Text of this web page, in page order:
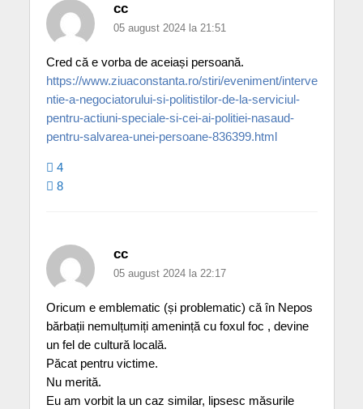
cc
05 august 2024 la 21:51
Cred că e vorba de aceiași persoană.
https://www.ziuaconstanta.ro/stiri/eveniment/interve
ntie-a-negociatorului-si-politistilor-de-la-serviciul-
pentru-actiuni-speciale-si-cei-ai-politiei-nasaud-
pentru-salvarea-unei-persoane-836399.html
4
8
cc
05 august 2024 la 22:17
Oricum e emblematic (și problematic) că în Nepos
bărbații nemulțumiți amenință cu foxul foc , devine
un fel de cultură locală.
Păcat pentru victime.
Nu merită.
Eu am vorbit la un caz similar, lipsesc măsurile